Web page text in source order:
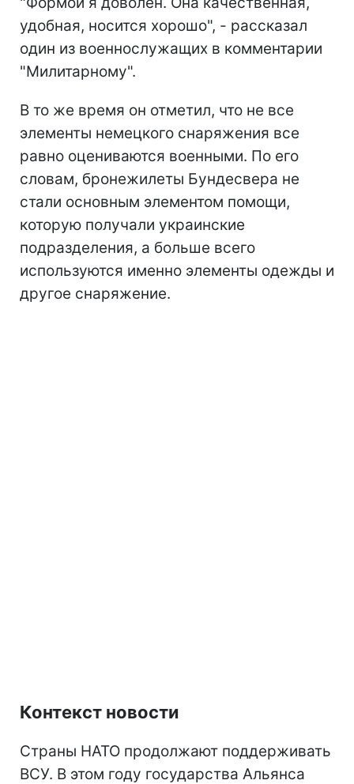
удобная, носится хорошо", - рассказал
один из военнослужащих в комментарии
"Милитарному".
В то же время он отметил, что не все
элементы немецкого снаряжения все
равно оцениваются военными. По его
словам, бронежилеты Бундесвера не
стали основным элементом помощи,
которую получали украинские
подразделения, а больше всего
используются именно элементы одежды и
другое снаряжение.
Контекст новости
Страны НАТО продолжают поддерживать
ВСУ. В этом году государства Альянса